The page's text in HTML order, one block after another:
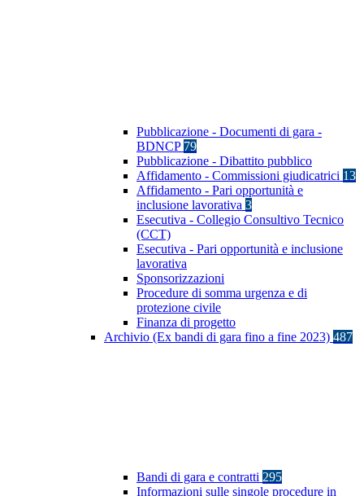
Pubblicazione - Documenti di gara -
BDNCP 79
Pubblicazione - Dibattito pubblico
Affidamento - Commissioni giudicatrici 13
Affidamento - Pari opportunità e
inclusione lavorativa 3
Esecutiva - Collegio Consultivo Tecnico
(CCT)
Esecutiva - Pari opportunità e inclusione
lavorativa
Sponsorizzazioni
Procedure di somma urgenza e di
protezione civile
Finanza di progetto
Archivio (Ex bandi di gara fino a fine 2023) 487
Bandi di gara e contratti 295
Informazioni sulle singole procedure in